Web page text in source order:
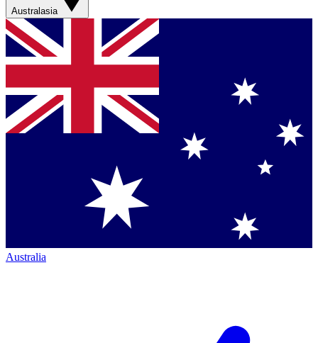
Australasia
Australia